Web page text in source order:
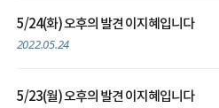
5/24(화) 오후의 발견 이지혜입니다
2022.05.24
5/23(월) 오후의 발견 이지혜입니다